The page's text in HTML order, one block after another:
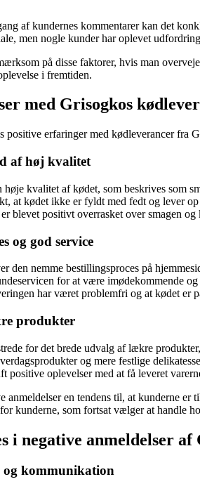
af kundernes kommentarer kan det
men nogle kunder har oplevet
på disse faktorer, hvis man
i fremtiden.
med Grisogkos
positive erfaringer med kødleverancer fra
af høj kvalitet
høje kvalitet af kødet, som beskrives som
at kødet ikke er fyldt med fedt og lever
blevet positivt overrasket over smagen
og god service
den nemme bestillingsproces på
for at være imødekommende
har været problemfri og at kødet er
produkter
for det brede udvalg af lækre
og mere festlige
positive oplevelser med at få leveret
anmeldelser en tendens til, at kunderne
kunderne, som fortsat vælger at handle
i negative anmeldelser af
og kommunikation